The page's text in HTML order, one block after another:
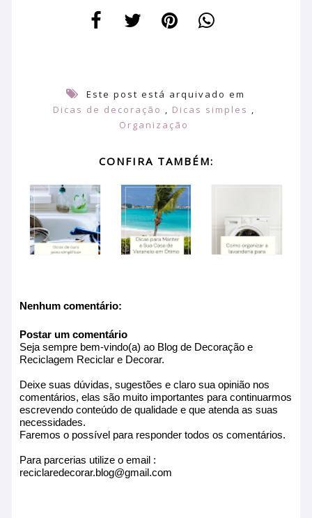
Este post está arquivado em
Dicas de decoração , Dicas simples ,
Organização
CONFIRA TAMBÉM:
Nenhum comentário:
Postar um comentário
Seja sempre bem-vindo(a) ao Blog de Decoração e
Reciclagem Reciclar e Decorar.
Deixe suas dúvidas, sugestões e claro sua opinião nos
comentários, elas são muito importantes para continuarmos
escrevendo conteúdo de qualidade e que atenda as suas
necessidades.
Faremos o possível para responder todos os comentários.
Para parcerias utilize o email :
reciclaredecorar.blog@gmail.com